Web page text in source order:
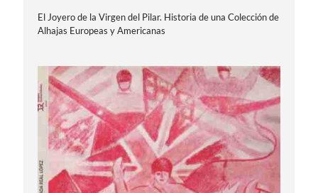
El Joyero de la Virgen del Pilar. Historia de una Colección de
Alhajas Europeas y Americanas